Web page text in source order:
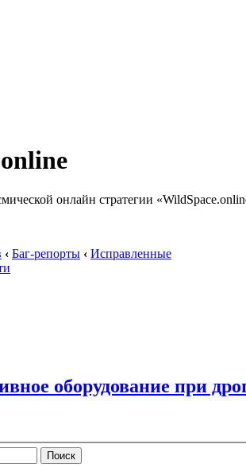
онлайн стратегии
‹ Баг-репорты ‹ Исправленные
оборудование при